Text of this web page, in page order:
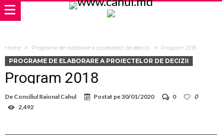
Home Programe de elaborare a proiectelor de decizii Program 2018
PROGRAME DE ELABORARE A PROIECTELOR DE DECIZII
Program 2018
De Consiliul Raional Cahul Postat pe30/01/2020 0
0
2,492